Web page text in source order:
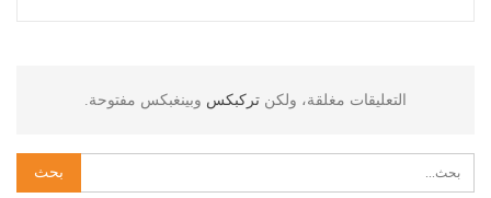
التعليقات مغلقة، ولكن تركبكس وبينغبكس مفتوحة.